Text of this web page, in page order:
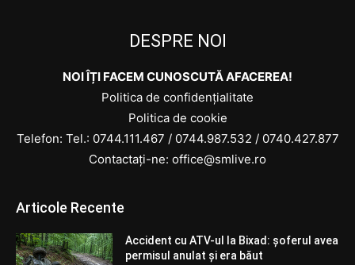
DESPRE NOI
NOI ÎȚI FACEM CUNOSCUTĂ AFACEREA!
Politica de confidențialitate
Politica de cookie
Telefon: Tel.: 0744.111.467 / 0744.987.532 / 0740.427.877
Contactați-ne: office@smlive.ro
Articole Recente
Accident cu ATV-ul la Bixad: șoferul avea
permisul anulat și era băut